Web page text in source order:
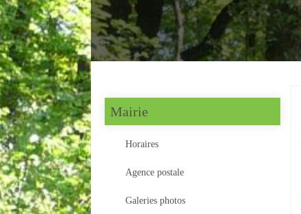
Mairie
Horaires
Agence postale
Galeries photos